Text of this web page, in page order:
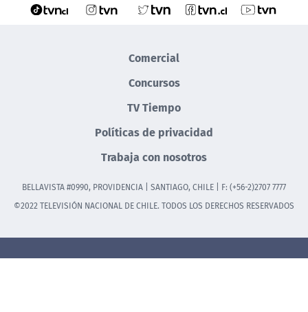
Comercial
Concursos
TV Tiempo
Políticas de privacidad
Trabaja con nosotros
BELLAVISTA #0990, PROVIDENCIA | SANTIAGO, CHILE | F: (+56-2)2707 7777
©2022 TELEVISIÓN NACIONAL DE CHILE. TODOS LOS DERECHOS RESERVADOS